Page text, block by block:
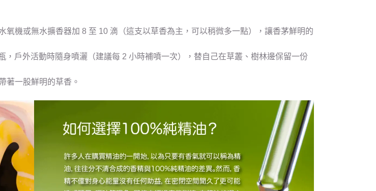
機或無水擴香器加 8 至 10 滴（這支以草香為主，可以稍微多一點），讓香茅鮮明的
戶外活動時隨身噴灑（建議每 2 小時補噴一次），替自己在草叢、樹林邊保留一份
著一股鮮明的草香。